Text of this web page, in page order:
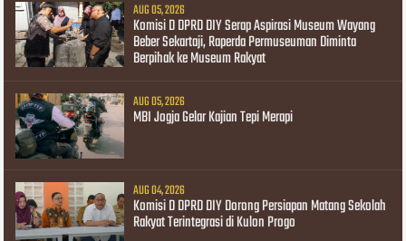
AUG 05, 2026
Komisi D DPRD DIY Serap Aspirasi Museum Wayang
Beber Sekartaji, Raperda Permuseuman Diminta
Berpihak ke Museum Rakyat
AUG 05, 2026
MBI Jogja Gelar Kajian Tepi Merapi
AUG 04, 2026
Komisi D DPRD DIY Dorong Persiapan Matang Sekolah
Rakyat Terintegrasi di Kulon Progo